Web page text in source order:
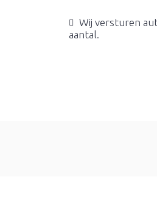
Wij versturen
aantal.